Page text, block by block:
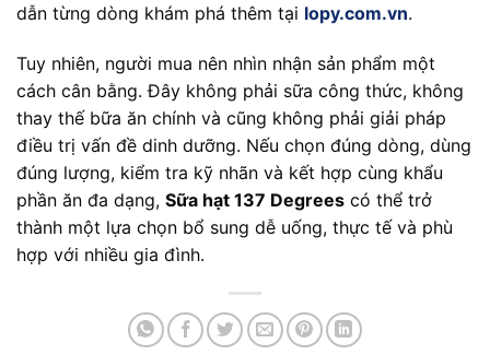
dẫn từng dòng khám phá thêm tại lopy.com.vn.
Tuy nhiên, người mua nên nhìn nhận sản phẩm một
cách cân bằng. Đây không phải sữa công thức, không
thay thế bữa ăn chính và cũng không phải giải pháp
điều trị vấn đề dinh dưỡng. Nếu chọn đúng dòng, dùng
đúng lượng, kiểm tra kỹ nhãn và kết hợp cùng khẩu
phần ăn đa dạng, Sữa hạt 137 Degrees có thể trở
thành một lựa chọn bổ sung dễ uống, thực tế và phù
hợp với nhiều gia đình.